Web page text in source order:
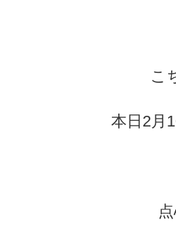
こ
本日2月